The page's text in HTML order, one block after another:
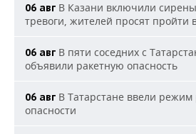
06 авг В Казани включили
тревоги, жителей просят пройти
06 авг В пяти соседних с
объявили ракетную опасность
06 авг В Татарстане ввели режим
опасности